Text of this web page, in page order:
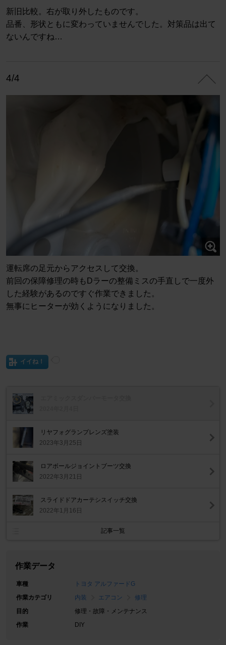
新旧比較。右が取り外したものです。
品番、形状ともに変わっていませんでした。対策品は出て
ないんですね…
4/4
運転席の足元からアクセスして交換。
前回の保障修理の時もDラーの整備ミスの手直しで一度外
した経験があるのですぐ作業できました。
無事にヒーターが効くようになりました。
イイね！
リヤフォグランプレンズ塗装
2023年3月25日
ロアボールジョイントブーツ交換
2022年3月21日
スライドドアカーテシスイッチ交換
2022年1月16日
記事一覧
作業データ
車種
トヨタ アルファードG
作業カテゴリ
内装 エアコン
修理
目的
修理・故障・メンテナンス
作業
DIY